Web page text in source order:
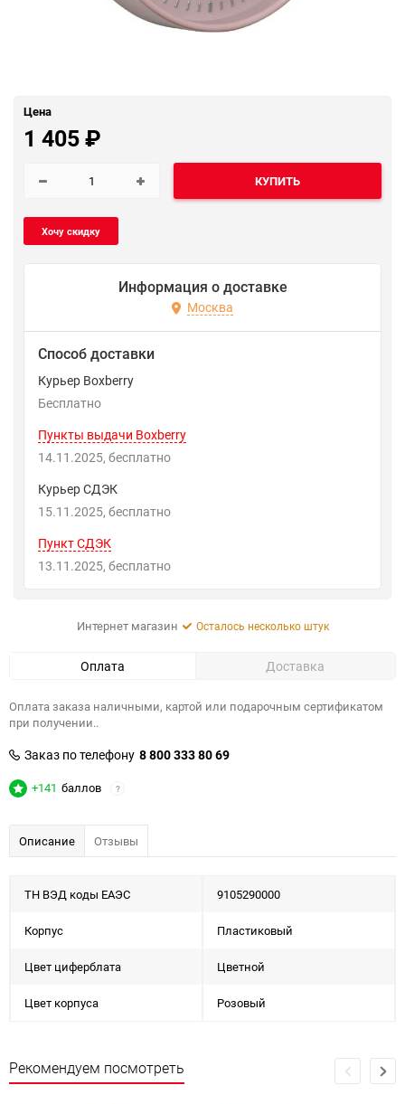
Цена
1 405₽
КУПИТЬ
Информация о доставке
Москва
Способ доставки
Курьер Boxberry
Бесплатно
Пункты выдачи Boxberry
14.11.2025
Бесплатно
Курьер СДЭК
15.11.2025
Бесплатно
Пункт СДЭК
13.11.2025
Бесплатно
Интернет магазин Осталось несколько штук
Оплата Доставка
Оплата заказа наличными, картой или подарочным сертификатом
при получении..
Заказ по телефону 8 800 333 80 69
+141 баллов ?
Описание Отзывы
ТН ВЭД коды ЕАЭС 9105290000
Корпус Пластиковый
Цвет циферблата Цветной
Цвет корпуса Розовый
Рекомендуем посмотреть